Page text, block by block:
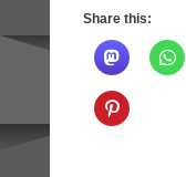
Share this: